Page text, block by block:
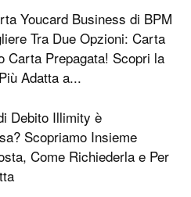
Youcard Business di BPM
Tra Due Opzioni: Carta
Carta Prepagata! Scopri la
Adatta a...
Debito Illimity è
Scopriamo Insieme
Come Richiederla e Per